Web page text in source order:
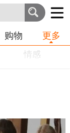
职业
购物 更多
情感